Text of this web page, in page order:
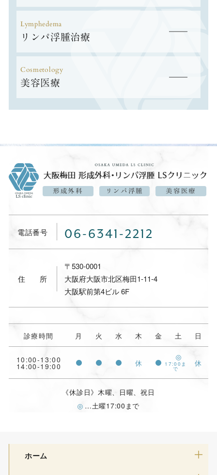
リンパ浮腫治療
Lymphedema
美容医療
Cosmetology
形成外科 リンパ浮腫 美容医療
電話番号 06-6341-2212
住所
〒530-0001
大阪府大阪市北区梅田1-11-4
大阪駅前第4ビル 6F
診療時間 月 火 水 木 金 土 日
10:00-13:00
14:00-19:00 休 17:00ま
で
休
《休診日》木曜、日曜、祝日
…土曜17:00まで
ホーム